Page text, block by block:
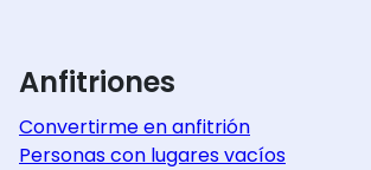
Anfitriones
Convertirme en anfitrión
Personas con lugares vacíos